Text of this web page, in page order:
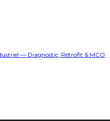
— Diagnostic, Rétrofit & MCO